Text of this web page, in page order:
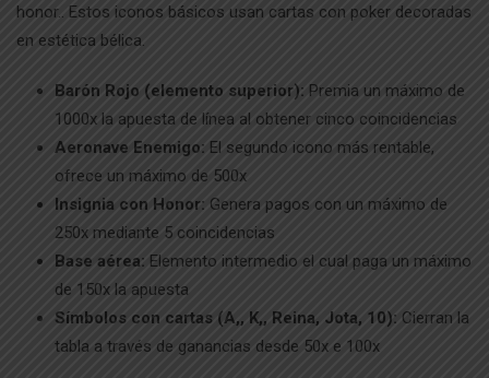
honor.. Estos iconos básicos usan cartas con poker decoradas
en estética bélica.
Barón Rojo (elemento superior): Premia un máximo de
1000x la apuesta de línea al obtener cinco coincidencias
Aeronave Enemigo: El segundo icono más rentable,
ofrece un máximo de 500x
Insignia con Honor: Genera pagos con un máximo de
250x mediante 5 coincidencias
Base aérea: Elemento intermedio el cual paga un máximo
de 150x la apuesta
Símbolos con cartas (A,, K,, Reina, Jota, 10): Cierran la
tabla a través de ganancias desde 50x e 100x